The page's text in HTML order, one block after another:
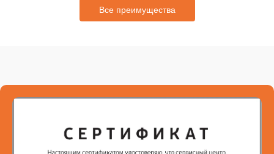
Все преимущества